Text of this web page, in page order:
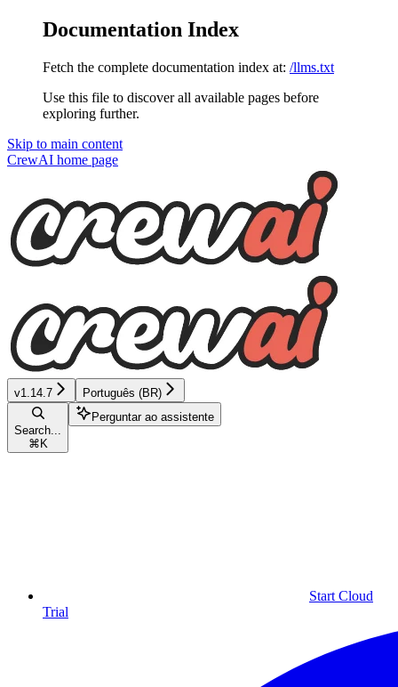
Documentation Index
Fetch the complete documentation index at: /llms.txt
Use this file to discover all available pages before
exploring further.
Skip to main content
CrewAI home page
v1.14.7 Português (BR)
Search...
⌘ K
Perguntar ao assistente
Start Cloud
Trial